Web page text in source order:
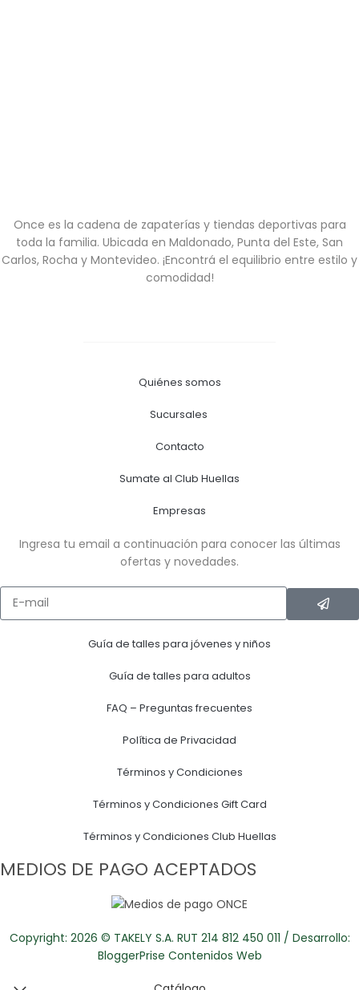
Once es la cadena de zapaterías y tiendas deportivas para
toda la familia. Ubicada en Maldonado, Punta del Este, San
Carlos, Rocha y Montevideo. ¡Encontrá el equilibrio entre estilo y
comodidad!
Quiénes somos
Sucursales
Contacto
Sumate al Club Huellas
Empresas
Ingresa tu email a continuación para conocer las últimas
ofertas y novedades.
Guía de talles para jóvenes y niños
Guía de talles para adultos
FAQ – Preguntas frecuentes
Política de Privacidad
Términos y Condiciones
Términos y Condiciones Gift Card
Términos y Condiciones Club Huellas
MEDIOS DE PAGO ACEPTADOS
Copyright: 2026 © TAKELY S.A. RUT 214 812 450 011 / Desarrollo:
BloggerPrise Contenidos Web